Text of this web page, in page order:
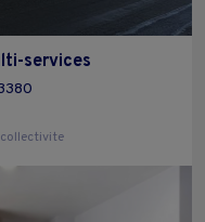
services
collectivite